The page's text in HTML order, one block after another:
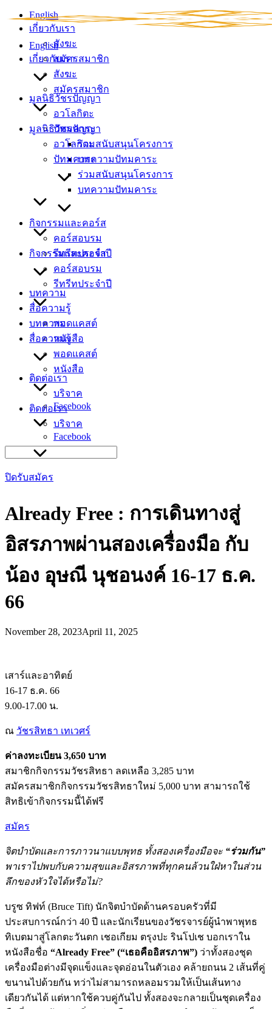
Skip
content
English
เกี่ยวกับเรา
สังฆะ
สมัครสมาชิก
มูลนิธิวัชรปัญญา
อวโลกิตะ
ปัทมคาระ
ร่วมสนับสนุนโครงการ
บทความปัทมคาระ
กิจกรรมและคอร์ส
คอร์สอบรม
รีทรีทประจำปี
บทความ
สื่อความรู้
พอดแคสต์
หนังสือ
ติดต่อเรา
บริจาค
Facebook
English
เกี่ยวกับเรา
สังฆะ
สมัครสมาชิก
มูลนิธิวัชรปัญญา
อวโลกิตะ
ปัทมคาระ
ร่วมสนับสนุนโครงการ
บทความปัทมคาระ
กิจกรรมและคอร์ส
คอร์สอบรม
รีทรีทประจำปี
บทความ
สื่อความรู้
พอดแคสต์
หนังสือ
ติดต่อเรา
บริจาค
Facebook
for:
ปิดรับสมัคร
Already Free : การเดินทางสู่
อิสรภาพผ่านสองเครื่องมือ กับ
น้อง อุษณี นุชอนงค์ 16-17 ธ.ค.
66
November 28, 2023April 11, 2025
เสาร์และอาทิตย์
16-17 ธ.ค. 66
9.00-17.00 น.
ณ วัชรสิทธา เทเวศร์
ค่าลงทะเบียน 3,650 บาท
สมาชิกกิจกรรมวัชรสิทธา ลดเหลือ 3,285 บาท
สมัครสมาชิกกิจกรรมวัชรสิทธาใหม่ 5,000 บาท สามารถใช้
สิทธิเข้ากิจกรรมนี้ได้ฟรี
สมัคร
จิตบำบัดและการภาวนาแบบพุทธ ทั้งสองเครื่องมือจะ “ร่วมกัน”
พาเราไปพบกับความสุขและอิสรภาพที่ทุกคนล้วนใฝ่หาในส่วน
ลึกของหัวใจได้หรือไม่?
บรูซ ทิฟท์ (Bruce Tift) นักจิตบำบัดด้านครอบครัวที่มี
ประสบการณ์กว่า 40 ปี และนักเรียนของวัชรจารย์ผู้นำพาพุทธ
ทิเบตมาสู่โลกตะวันตก เชอเกียม ตรุงปะ รินโปเช บอกเราใน
หนังสือชื่อ “Already Free” (“เธอคืออิสรภาพ”) ว่าทั้งสองชุด
เครื่องมือต่างมีจุดแข็งและจุดอ่อนในตัวเอง คล้ายถนน 2 เส้นที่คู่
ขนานไปด้วยกัน ทว่าไม่สามารถหลอมรวมให้เป็นเส้นทาง
เดียวกันได้ แต่หากใช้ควบคู่กันไป ทั้งสองจะกลายเป็นชุดเครื่อง